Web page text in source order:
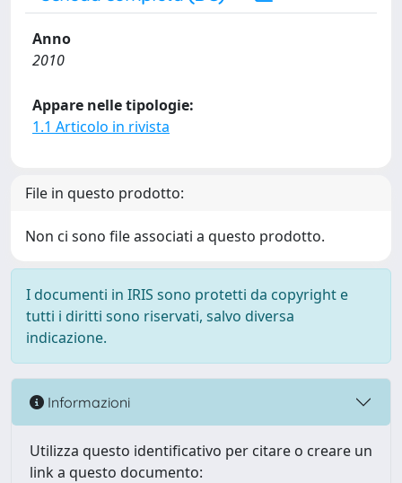
Anno
2010
Appare nelle tipologie:
1.1 Articolo in rivista
File in questo prodotto:
Non ci sono file associati a questo prodotto.
I documenti in IRIS sono protetti da copyright e
tutti i diritti sono riservati, salvo diversa
indicazione.
Informazioni
Utilizza questo identificativo per citare o creare un
link a questo documento: